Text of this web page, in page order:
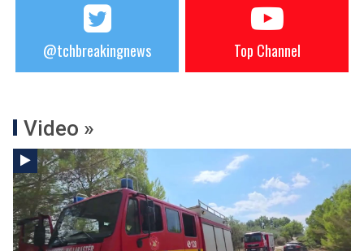
@tchbreakingnews Top Channel
Video »